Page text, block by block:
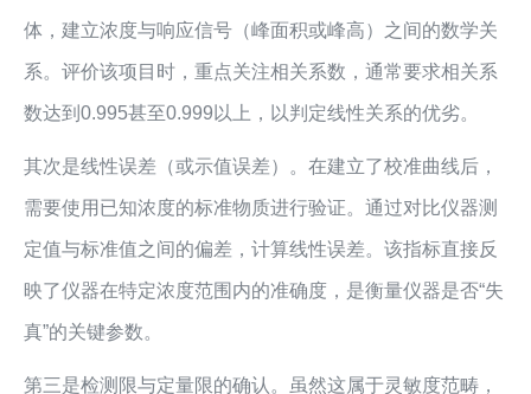
体，建立浓度与响应信号（峰面积或峰高）之间的数学关
系。评价该项目时，重点关注相关系数，通常要求相关系
数达到0.995甚至0.999以上，以判定线性关系的优劣。
其次是线性误差（或示值误差）。在建立了校准曲线后，
需要使用已知浓度的标准物质进行验证。通过对比仪器测
定值与标准值之间的偏差，计算线性误差。该指标直接反
映了仪器在特定浓度范围内的准确度，是衡量仪器是否“失
真”的关键参数。
第三是检测限与定量限的确认。虽然这属于灵敏度范畴，